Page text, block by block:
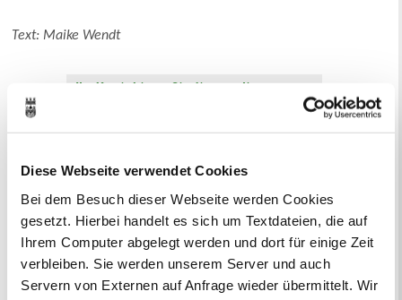
Diese Webseite verwendet Cookies
Bei dem Besuch dieser Webseite werden Cookies
gesetzt. Hierbei handelt es sich um Textdateien, die auf
Ihrem Computer abgelegt werden und dort für einige Zeit
verbleiben. Sie werden unserem Server und auch
Servern von Externen auf Anfrage wieder übermittelt. Wir
Text: Maike Wendt
Online-Terminvergabe
Ausländerangelegenheiten
und Unterhalt